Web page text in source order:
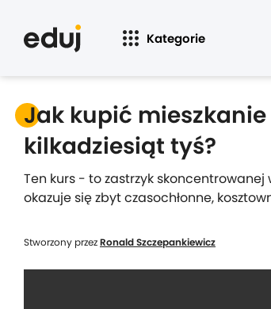
Kategorie
Jak kupić
kilkadziesiąt tyś?
Ten kurs - to zastrzyk skoncentrowanej
okazuje się zbyt czasochłonne,
Stworzony przezRonald Szczepankiewicz